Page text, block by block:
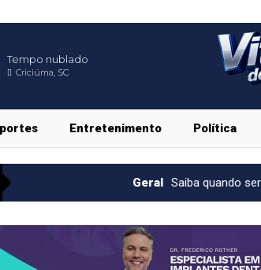
Tempo nublado
Criciúma, SC
Entretenimento Política
Saiba quando será o recesso de fim